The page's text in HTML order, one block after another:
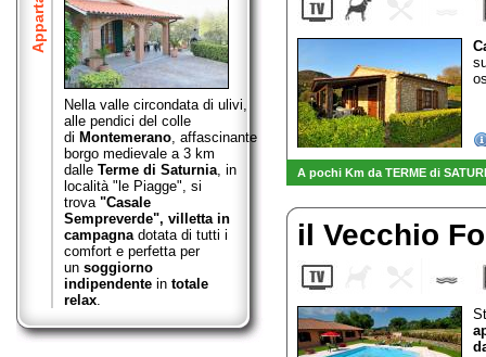
Nella valle circondata di ulivi,
alle pendici del colle
di Montemerano, affascinante
borgo medievale a 3 km
dalle Terme di Saturnia, in
località "le Piagge", si
trova "Casale
Sempreverde", villetta in
campagna dotata di tutti i
comfort e perfetta per
un soggiorno
indipendente in totale
relax.
A pochi Km da TERME di
il Vecchio